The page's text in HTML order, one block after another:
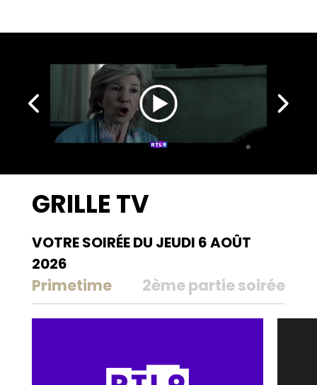
GRILLE TV
VOTRE SOIRÉE DU JEUDI 6 AOÛT
2026
Primetime 2ème partie soirée